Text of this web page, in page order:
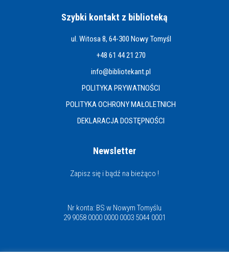
Szybki kontakt z biblioteką
ul. Witosa 8, 64-300 Nowy Tomyśl
+48 61 44 21 270
info@bibliotekant.pl
POLITYKA PRYWATNOŚCI
POLITYKA OCHRONY MAŁOLETNICH
DEKLARACJA DOSTĘPNOŚCI
Newsletter
Zapisz się i bądź na bieżąco !
Nr konta: BS w Nowym Tomyślu
29 9058 0000 0000 0003 5044 0001